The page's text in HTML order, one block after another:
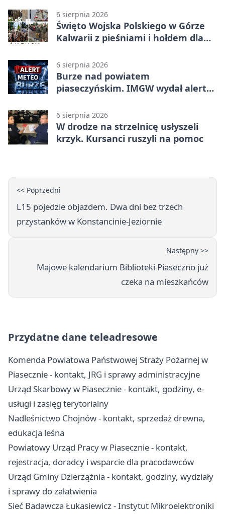
6 sierpnia 2026
Święto Wojska Polskiego w Górze
Kalwarii z pieśniami i hołdem dla
6 sierpnia 2026
Burze nad powiatem
piaseczyńskim. IMGW wydał alert
6 sierpnia 2026
W drodze na strzelnicę usłyszeli
krzyk. Kursanci ruszyli na pomoc
<< Poprzedni
L15 pojedzie objazdem. Dwa dni bez trzech
przystanków w Konstancinie-Jeziornie
Następny >>
Majowe kalendarium Biblioteki Piaseczno już
czeka na mieszkańców
Przydatne dane teleadresowe
Komenda Powiatowa Państwowej Straży Pożarnej w
Piasecznie - kontakt, JRG i sprawy administracyjne
Urząd Skarbowy w Piasecznie - kontakt, godziny, e-
usługi i zasięg terytorialny
Nadleśnictwo Chojnów - kontakt, sprzedaż drewna,
edukacja leśna
Powiatowy Urząd Pracy w Piasecznie - kontakt,
rejestracja, doradcy i wsparcie dla pracodawców
Urząd Gminy Dzierzążnia - kontakt, godziny, wydziały
i sprawy do załatwienia
Sieć Badawcza Łukasiewicz - Instytut Mikroelektroniki